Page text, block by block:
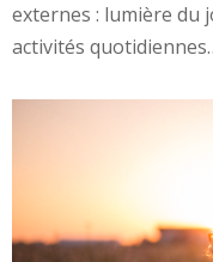
externes : lumière du
activités